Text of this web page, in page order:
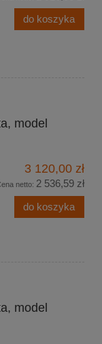
do koszyka
model
3 120,00 zł
netto: 2 536,59 zł
do koszyka
model